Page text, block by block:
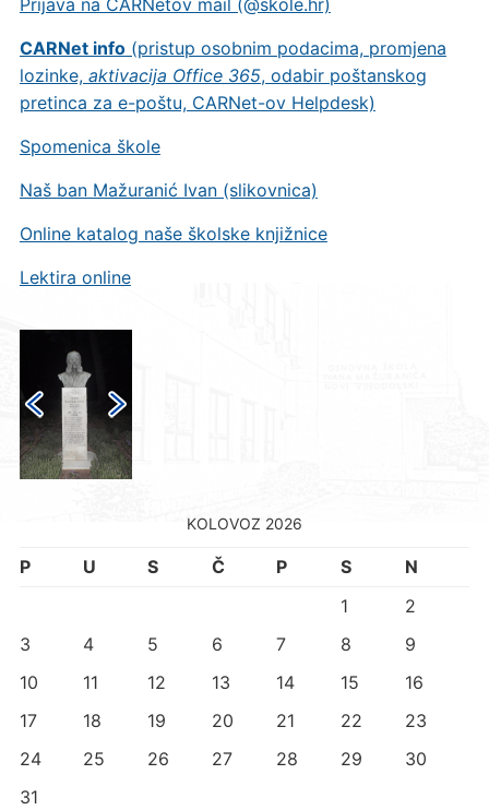
Prijava na CARNetov mail (@skole.hr)
CARNet info(pristup osobnim podacima, promjena
lozinke, aktivacija Office 365, odabir poštanskog
pretinca za e-poštu, CARNet-ov Helpdesk)
Spomenica škole
Naš ban Mažuranić Ivan (slikovnica)
Online katalog naše školske knjižnice
Lektira online
KOLOVOZ 2026
P U S Č P S
N
1
2
3
4 5 6 7 8
9
10
11 12 13 14 15
16
17
18 19 20 21 22
23
24
25 26 27 28 29
30
31